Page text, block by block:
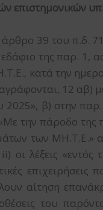
επιστημονικών
άρθρο 39 του π.δ.
της παρ. 1,
κατά την
12 αβ)
2025», β) στην
«Με την πάροδο
των ΜΗ.Τ.Ε.»
οι λέξεις
αίτηση
του